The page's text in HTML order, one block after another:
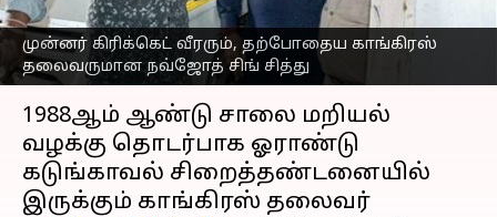
முன்னர் கிரிக்கெட் வீரரும், தற்போதைய காங்கிரஸ்
தலைவருமான நவ்ஜோத் சிங் சித்து
எழுதியவர் Venkatalakshmi V Apr 01, 2023 02:20 pm
செய்தி முன்னோட்டம்
1988ஆம் ஆண்டு சாலை மறியல்
வழக்கு தொடர்பாக ஓராண்டு
கடுங்காவல் சிறைத்தண்டனையில்
இருக்கும் காங்கிரஸ் தலைவர்